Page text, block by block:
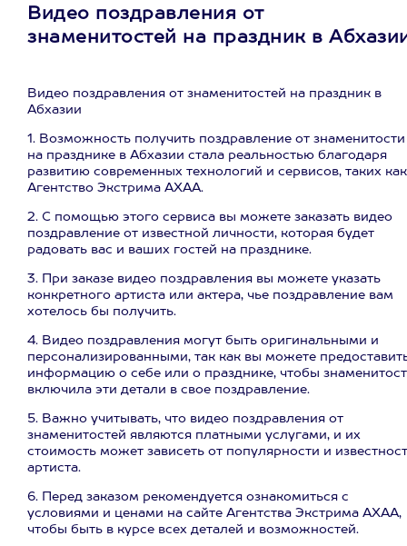
Видео поздравления от
знаменитостей на праздник в
Видео поздравления от знаменитостей на праздник в
Абхазии
1. Возможность получить поздравление от знаменитости
на празднике в Абхазии стала реальностью благодаря
развитию современных технологий и сервисов, таких как
Агентство Экстрима АХАА.
2. С помощью этого сервиса вы можете заказать видео
поздравление от известной личности, которая будет
радовать вас и ваших гостей на празднике.
3. При заказе видео поздравления вы можете указать
конкретного артиста или актера, чье поздравление вам
хотелось бы получить.
4. Видео поздравления могут быть оригинальными и
персонализированными, так как вы можете
информацию о себе или о празднике, чтобы
включила эти детали в свое поздравление.
5. Важно учитывать, что видео поздравления от
знаменитостей являются платными услугами, и их
стоимость может зависеть от популярности и
артиста.
6. Перед заказом рекомендуется ознакомиться с
условиями и ценами на сайте Агентства Экстрима АХАА,
чтобы быть в курсе всех деталей и возможностей.